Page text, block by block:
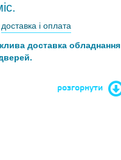
доставка і оплата
доставка обладнання
розгорнути